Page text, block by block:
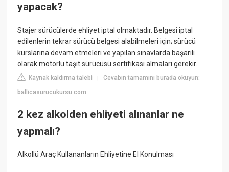
yapacak?
Stajer sürücülerde ehliyet iptal olmaktadır. Belgesi iptal
edilenlerin tekrar sürücü belgesi alabilmeleri için; sürücü
kurslarına devam etmeleri ve yapılan sınavlarda başarılı
olarak motorlu taşıt sürücüsü sertifikası almaları gerekir.
Kaynak kaldırma talebi |Cevabın tamamını burada okuyun:
ballicasurucukursu.com
2 kez alkolden ehliyeti alınanlar ne
yapmalı?
Alkollü Araç Kullananların Ehliyetine El Konulması